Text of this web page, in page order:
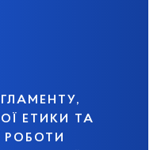
ЕТИКИ ТА
РОБОТИ